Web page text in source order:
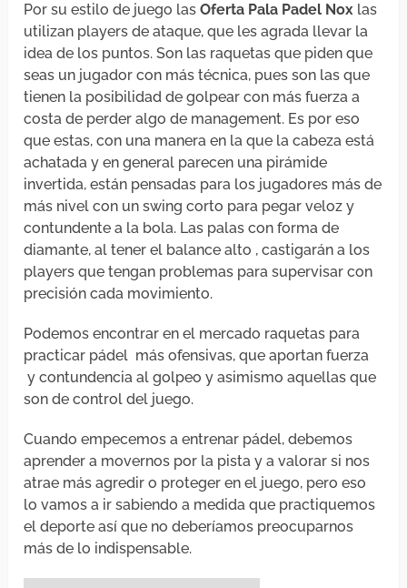
Por su estilo de juego lasOferta Pala Padel Nox las
utilizan players de ataque, que les agrada llevar la
idea de los puntos. Son las raquetas que piden que
seas un jugador con más técnica, pues son las que
tienen la posibilidad de golpear con más fuerza a
costa de perder algo de management. Es por eso
que estas, con una manera en la que la cabeza está
achatada y en general parecen una pirámide
invertida, están pensadas para los jugadores más de
más nivel con un swing corto para pegar veloz y
contundente a la bola. Las palas con forma de
diamante, al tener el balance alto , castigarán a los
players que tengan problemas para supervisar con
precisión cada movimiento.
Podemos encontrar en el mercado raquetas para
practicar pádel más ofensivas, que aportan fuerza
y contundencia al golpeo y asimismo aquellas que
son de control del juego.
Cuando empecemos a entrenar pádel, debemos
aprender a movernos por la pista y a valorar si nos
atrae más agredir o proteger en el juego, pero eso
lo vamos a ir sabiendo a medida que practiquemos
el deporte así que no deberíamos preocuparnos
más de lo indispensable.